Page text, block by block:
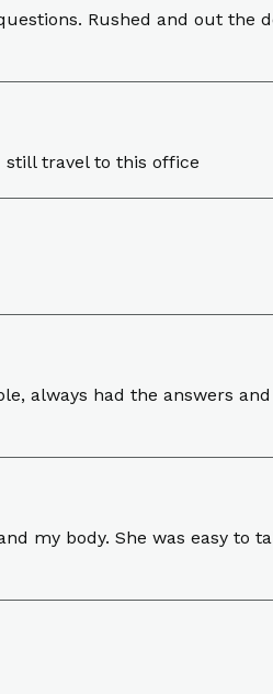
Rushed and out the
still travel to this office
always had the answers
my body. She was easy to